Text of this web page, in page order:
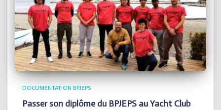
DOCUMENTATION BPJEPS
Passer son diplôme du BPJEPS au Yacht Club